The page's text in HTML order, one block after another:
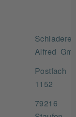
Schladerer
Alfred
Postfach
1152
79216